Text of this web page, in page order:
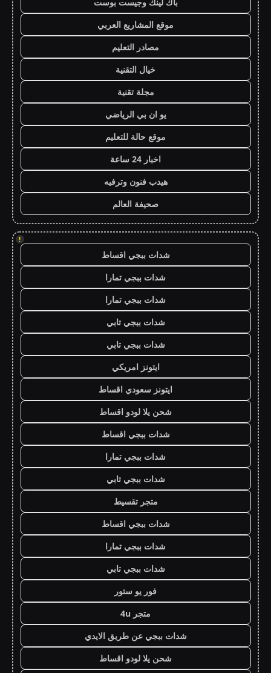
موقع المشاريع العربي
مصادر التعليم
خيال التقنية
مجلة تقنية
يو ان بي الرياضي
موقع حالة للتعليم
اخبار 24 ساعة
هيدب فنون وترفيه
صحيفة العالم
!
شدات ببجي اقساط
شدات ببجي تمارا
شدات ببجي تمارا
شدات ببجي تابي
شدات ببجي تابي
ايتونز امريكي
ايتونز سعودي اقساط
شحن يلا لودو اقساط
شدات ببجي اقساط
شدات ببجي تمارا
شدات ببجي تابي
متجر تقسيط
شدات ببجي اقساط
شدات ببجي تمارا
شدات ببجي تابي
فور يو ستور
متجر 4u
شدات ببجي عن طريق الايدي
شحن يلا لودو اقساط